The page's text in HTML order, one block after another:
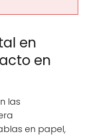
en
en
las
en papel,